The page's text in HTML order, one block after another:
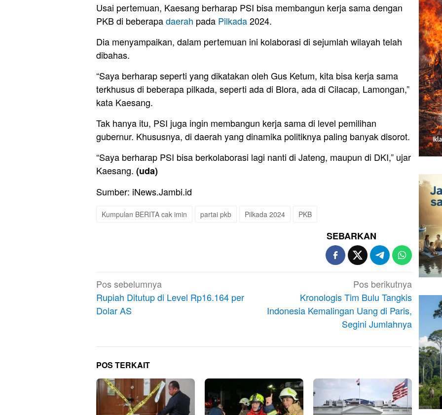
Usai pertemuan, Kaesang berharap PSI bisa membangun kerja sama dengan
PKB di beberapadaerah pada Pilkada2024.
Dia menyampaikan, dalam pertemuan ini kolaborasi di sejumlah wilayah telah
dibahas.
“Saya berharap seperti yang dikatakan oleh Gus Ketum, kita bisa kerja sama
terkhusus di beberapa pilkada, seperti ada di Blora, ada di Cilacap, Lamongan,”
kata Kaesang.
Tak hanya itu, PSI juga ingin membangun kerja sama di level pemilihan
gubernur. Khususnya, di daerah yang dinamika politiknya paling banyak disorot.
“Saya berharap PSI bisa berkolaborasi lagi nanti di Jateng, maupun di DKI,” ujar
Kaesang. (uda)
Sumber: iNews.Jambi.id
Kumpulan BERITA cak imin partai pkb Pilkada 2024 PKB
SEBARKAN
Navigasi
pos
Pos sebelumnya
Rupiah Ditutup di Level Rp16.164 per
Dolar AS
Pos berikutnya
Kronologis Tim Bulu Tangkis
Indonesia Kemalingan Uang di Paris,
Segini Jumlahnya
POS TERKAIT